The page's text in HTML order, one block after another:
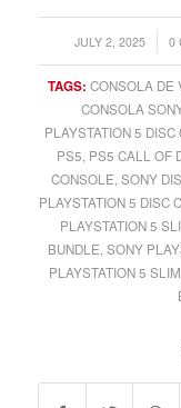
JULY 2, 2025
/ 0
TAGS: CONSOLA DE
CONSOLA
PLAYSTATION 5 DISC
PS5 PS5 CALL OF
CONSOLE ,SONY
PLAYSTATION 5 DISC
PLAYSTATION 5
BUNDLE SONY
PLAYSTATION 5